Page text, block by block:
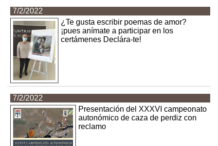
7/2/2022
¿Te gusta escribir poemas de amor?
¡pues anímate a participar en los
certámenes Declára-te!
7/2/2022
Presentación del XXXVI campeonato
autonómico de caza de perdiz con
reclamo